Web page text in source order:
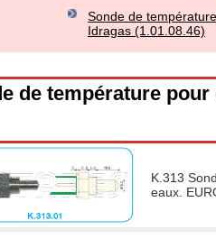
Sonde de
Idragas (1.01.08.46)
de température
K.313
eaux.